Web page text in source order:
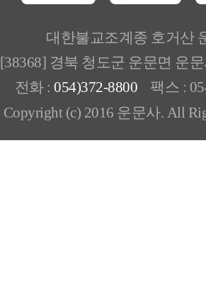
대한불교조계종 호거산
[38368] 경북 청도군 운문면 운
전화 : 054)372-8800 팩스 :
Copyright (c) 2016 운문사. All